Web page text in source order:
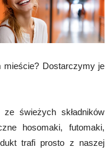
mieście? Dostarczymy je
ze świeżych składników
hosomaki, futomaki,
trafi prosto z naszej